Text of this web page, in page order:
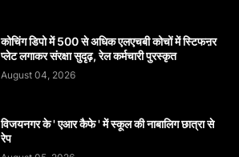
कोचिंग डिपो में 500 से अधिक एलएचबी कोचों में स्टिफऩर
प्लेट लगाकर संरक्षा सुदृढ़, रेल कर्मचारी पुरस्कृत
August 04, 2026
विजयनगर के ' एआर कैफे ' में स्कूल की नाबालिग छात्रा से
रेप